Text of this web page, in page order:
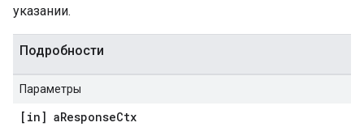
указании.
Подробности
Параметры
[in] aResponseCtx